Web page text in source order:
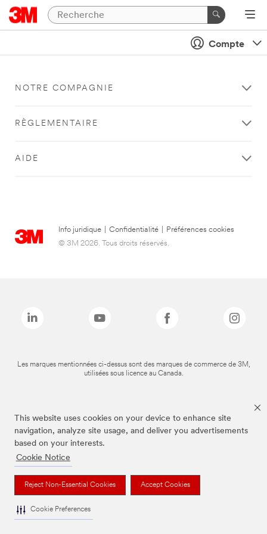
This website uses cookies on your device to enhance site
navigation, analyze site usage, and deliver you advertisements
based on your interests.
Cookie Notice
Reject Non-Essential Cookies Accept Cookies
Cookie Preferences
Compte
NOTRE COMPAGNIE
RÈGLEMENTAIRE
AIDE
Info juridique Confidentialité
Préférences cookies
© 3M 2026. Tous droits réservés.
Les marques mentionnées ci-dessus sont des marques de commerce de 3M,
utilisées sous licence au Canada.